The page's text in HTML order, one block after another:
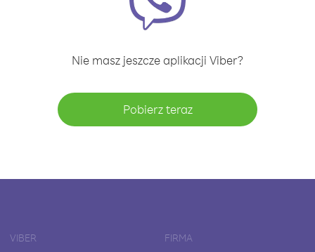
Nie masz jeszcze aplikacji Viber?
Pobierz teraz
VIBER FIRMA